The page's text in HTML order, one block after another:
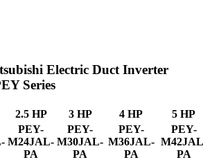
Electric Duct Inverter
Series
2.5 HP 3 HP 4 HP
5 HP
PEY-
M24JAL-
PA
PEY-
M30JAL-
PA
PEY-
M36JAL-
PA
PEY-
PA